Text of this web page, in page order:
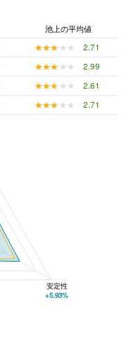
池上の平均値
★★★★★
★★★★★
2.71
★★★★★
★★★★★
2.99
★★★★★
★★★★★
2.61
★★★★★
★★★★★ 2.71
安定性
+5.93%